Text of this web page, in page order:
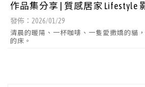
作品集分享 | 質感居家 Lifestyle
品攝影/北屯區活動場地租借
發佈：2026/01/29
清晨的暖陽、一杯咖啡、一隻愛撒嬌的貓
的床。